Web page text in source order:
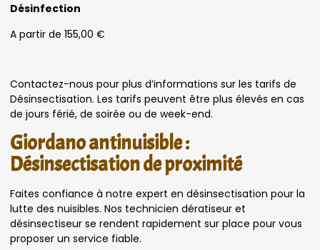
Désinfection
A partir de 155,00 €
Contactez-nous pour plus d’informations sur les tarifs de
Désinsectisation. Les tarifs peuvent être plus élevés en cas
de jours férié, de soirée ou de week-end.
Giordano antinuisible :
Désinsectisation de proximité
Faites confiance à notre expert en désinsectisation pour la
lutte des nuisibles. Nos technicien dératiseur et
désinsectiseur se rendent rapidement sur place pour vous
proposer un service fiable.